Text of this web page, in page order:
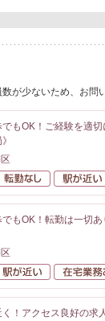
が少ないため、お問
もOK！ご経験を適
額給与
転勤なし
もOK！転勤は一切
勤なし
駅が近い
！アクセス良好の求